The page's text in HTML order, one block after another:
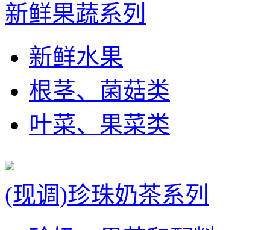
新鲜果蔬系列
新鲜水果
根茎、菌菇类
叶菜、果菜类
(现调)珍珠奶茶系列